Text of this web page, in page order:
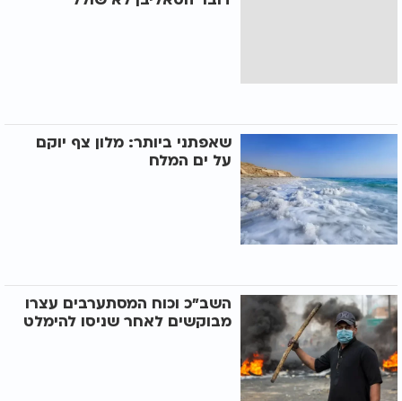
שאפתני ביותר: מלון צף יוקם
על ים המלח
השב"כ וכוח המסתערבים עצרו
מבוקשים לאחר שניסו להימלט